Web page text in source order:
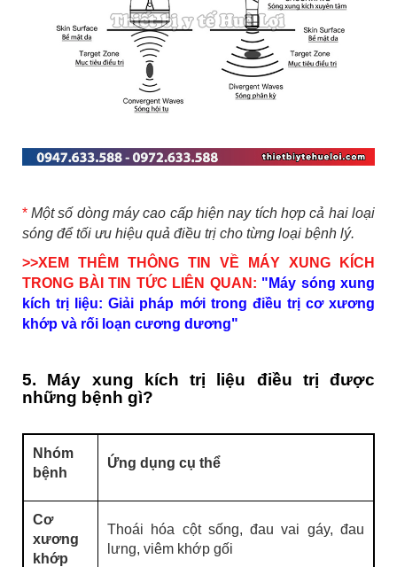
* Một số dòng máy cao cấp hiện nay tích hợp cả hai loại
sóng để tối ưu hiệu quả điều trị cho từng loại bệnh lý.
>>XEM THÊM THÔNG TIN VỀ MÁY XUNG KÍCH
TRONG BÀI TIN TỨC LIÊN QUAN: " Máy sóng xung
kích trị liệu: Giải pháp mới trong điều trị cơ xương
khớp và rối loạn cương dương"
5. Máy xung kích trị liệu điều trị được
những bệnh gì?
Nhóm
bệnh
Ứng dụng cụ thể
Cơ
xương
khớp
Thoái hóa cột sống, đau vai gáy, đau
lưng, viêm khớp gối